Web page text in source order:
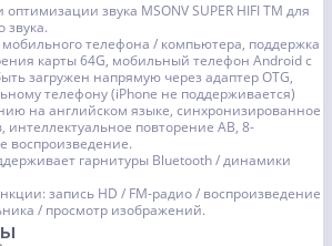
звука MSONV SUPER HIFI TM для
звука.
мобильного телефона / компьютера, поддержка
карты 64G, мобильный телефон Android с
загружен напрямую через адаптер OTG,
телефону (iPhone не поддерживается)
на английском языке, синхронизированное
интеллектуальное повторение AB, 8-
воспроизведение.
гарнитуры Bluetooth / динамики
запись HD / FM-радио / воспроизведение
/ просмотр изображений.